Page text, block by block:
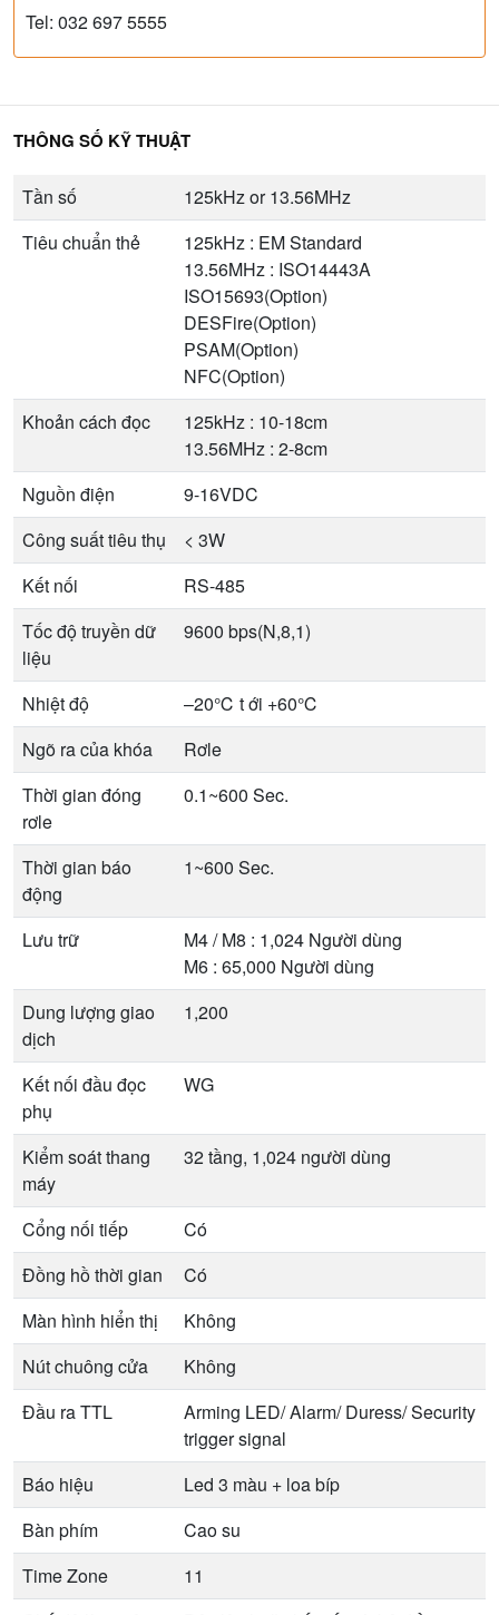
Tel: 032 697 5555
THÔNG SỐ KỸ THUẬT
Tần số
125kHz or 13.56MHz
Tiêu chuẩn thẻ
125kHz : EM Standard
13.56MHz : ISO14443A
ISO15693(Option)
DESFire(Option)
PSAM(Option)
NFC(Option)
Khoản cách đọc
125kHz : 10-18cm
13.56MHz : 2-8cm
Nguồn điện
9-16VDC
Công suất tiêu thụ
< 3W
Kết nối
RS-485
Tốc độ truyền dữ
liệu
9600 bps(N,8,1)
Nhiệt độ
–20℃ t ới +60℃
Ngõ ra của khóa
Rơle
Thời gian đóng
rơle
0.1~600 Sec.
Thời gian báo
động
1~600 Sec.
Lưu trữ
M4 / M8 : 1,024 Người dùng
M6 : 65,000 Người dùng
Dung lượng giao
dịch
1,200
Kết nối đầu đọc
phụ
WG
Kiểm soát thang
máy
32 tầng, 1,024 người dùng
Cổng nối tiếp
Có
Đồng hồ thời gian
Có
Màn hình hiển thị
Không
Nút chuông cửa
Không
Đầu ra TTL
Arming LED/ Alarm/ Duress/ Security
trigger signal
Báo hiệu
Led 3 màu + loa bíp
Bàn phím
Cao su
Time Zone
11